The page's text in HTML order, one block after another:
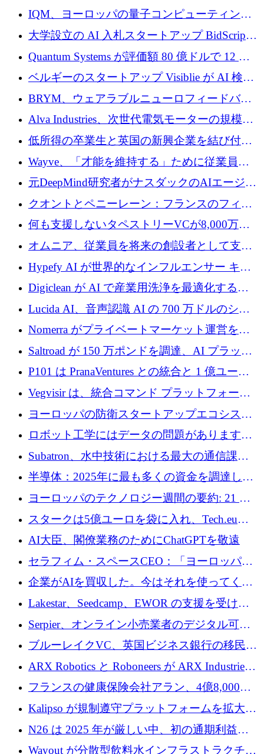
ノベーション モデルを学ぶ
IQM、ヨーロッパの量子コンピューティング
企業として初めて米国の主要取引所に上場
大学設立の AI 入札スタートアップ BidScript
がプレシード資金総額 100 万ドルを突破
Quantum Systems が評価額 80 億ドルで 12 億
ドルを調達
ベルギーのスタートアップ Visiblie が AI 検索
の可視化のために 50 万ユーロを調達
BRYM、ウェアラブルニューロフィードバッ
クプラットフォームの開発に65万ユーロを確
Alva Industries、次世代電気モーターの規模拡
大に 1,600 万ユーロを調達
低所得の卒業生と英国の新興企業を結び付け
るためにCommon Pathを開始
Wayve、「才能を維持する」ために従業員に
8,500万ドルの株式公開買い付けを実施
元DeepMind研究者がナスダックのAIエージェ
ントを拡張するためにCreandumの資金調達で
記録を獲得
クオントとペニーレーン：フランスのフィン
テックの友人と敵
何も支援しないタペストリーVCが8,000万ド
ルの資金を調達、ロンドン事務所を開設
オムニア、従業員を将来の創設者として支援
するために Firedrop でファンドを立ち上げる
Hypefy AI が世界的なインフルエンサー キャ
ンペーンを自動化するためにシリーズ A で
720 万ドルを調達
Digiclean が AI で産業用洗浄を最適化するた
めに 250 万ユーロを調達
Lucida AI、音声認識 AI の 700 万ドルのシー
ドラウンドを終了
Nomerra がプライベートマーケット運営を自
動化するために 200 万ドルを調達
Saltroad が 150 万ポンドを調達、AI プラット
フォーム Ogma を買収して子ども向け言語療
P101 は PranaVentures との統合と 1 億ユーロ
のファンドによりシード投資に拡大
Vegvisir は、統合コマンド プラットフォーム
を通じて関連する無人システムを接続するた
めの資金を調達します
ヨーロッパの防衛スタートアップエコシステ
ムとなったハッカソン
ロボット工学にはデータの問題があります。
Macrodata Labs はそれを解決したいと考えて
Subatron、水中技術における最大の通信課題
の 1 つに取り組むために 16 万 2,000 ユーロを
半導体：2025年に最も多くの資金を調達した
10社
ヨーロッパのテクノロジー週間の要約: 21 億
ユーロの取引と Tech.eu Funding Explorer
スタークは5億ユーロを袋に入れ、Tech.eu
Funding Explorerの立ち上げ、そしてルクセン
ブルクの大きな野望
AI大臣、閣僚業務のためにChatGPTを敬遠
セラフィム・スペースCEO：「ヨーロッパは
追いつきつつある」
企業がAIを買収した。今はそれを使ってくれ
る人々が必要です
Lakestar、Seedcamp、EWOR の支援を受け、
SE3 が自律システム用の空間 AI プラットフォ
ームを発表
Serpier、オンライン小売業者のデジタル可視
性向上を支援するために 140 万ユーロを調達
ブルーレイクVC、英国ビジネス銀行の移民主
導スタートアップ支援で初のファンド獲得に
ARX Robotics と Roboneers が ARX Industries
を設立し、無人地上車両の生産を拡大
フランスの健康保険会社アラン、4億8,000万
ユーロの資金調達ラウンドで合意
Kalipso が規制遵守プラットフォームを拡大す
るために 320 万ドルを調達
N26 は 2025 年が厳しい中、初の通期利益を
達成
Wayout が分散型飲料水インフラストラクチャ